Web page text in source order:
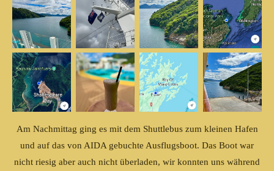
Am Nachmittag ging es mit dem Shuttlebus zum kleinen Hafen
und auf das von AIDA gebuchte Ausflugsboot. Das Boot war
nicht riesig aber auch nicht überladen, wir konnten uns während